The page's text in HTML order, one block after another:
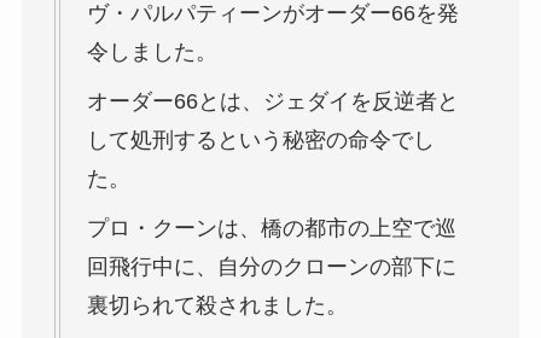
ヴ・パルパティーンがオーダー66を発
令しました。
オーダー66とは、ジェダイを反逆者と
して処刑するという秘密の命令でし
た。
プロ・クーンは、橋の都市の上空で巡
回飛行中に、自分のクローンの部下に
裏切られて殺されました。